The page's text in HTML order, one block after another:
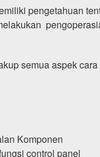
pengetahuan
semua aspek
Komponen
control panel